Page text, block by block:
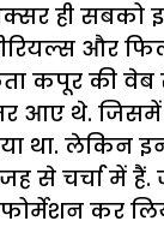
ही सबको
और
कपूर की वेब
आए थे.
था. लेकिन
चर्चा में हैं.
कर